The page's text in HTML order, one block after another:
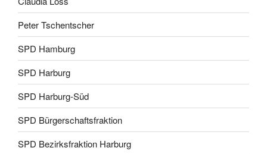
Peter Tschentscher
SPD Hamburg
SPD Harburg
SPD Harburg-Süd
SPD Bürgerschaftsfraktion
SPD Bezirksfraktion Harburg